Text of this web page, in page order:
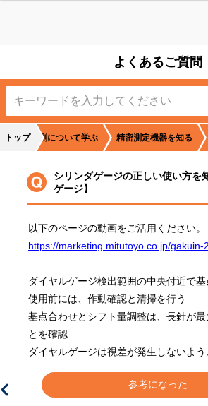
よくあるご質問
トップ計測について学ぶ 精密測定機器を知る
シリンダゲージの正しい使い方を
ゲージ】
以下のページの動画をご活用ください。
https://marketing.mitutoyo.co.jp/gakuin-
ダイヤルゲージ検出範囲の中央付近で
使用前には、作動確認と清掃を行う
基点合わせとシフト量調整は、長針が最
とを確認
ダイヤルゲージは視差が発生しないよ
参考になった